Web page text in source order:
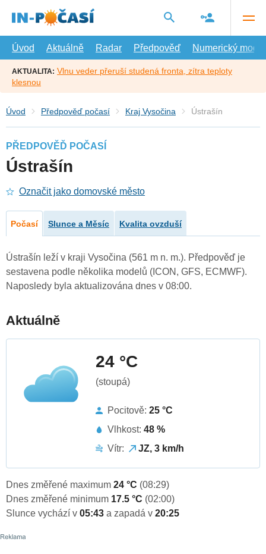
hlavní
Úvod
Aktuálně Radar Předpověď Numerický model
AKTUALITA: Vlnu veder přeruší studená fronta, zítra teploty
klesnou
Úvod Předpověď počasí Kraj Vysočina Ústrašín
PŘEDPOVĚĎ POČASÍ
Ústrašín
Označit jako domovské město
Počasí Slunce a Měsíc Kvalita ovzduší
Ústrašín leží v kraji Vysočina (561 m n. m.). Předpověď je
sestavena podle několika modelů (ICON, GFS, ECMWF).
Naposledy byla aktualizována dnes v 08:00.
Aktuálně
24 °C
(stoupá)
Pocitově: 25 °C
Vlhkost: 48 %
Vítr:
JZ, 3 km/h
Dnes změřené maximum 24 °C (08:29)
Dnes změřené minimum 17.5 °C (02:00)
Slunce vychází v 05:43 a zapadá v 20:25